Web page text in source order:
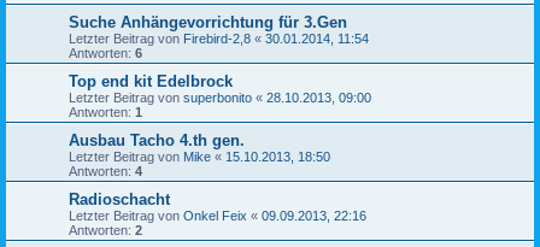
Suche Anhängevorrichtung für 3.Gen
Letzter Beitrag von Firebird-2,8 « 30.01.2014, 11:54
Antworten: 6
Top end kit Edelbrock
Letzter Beitrag von superbonito « 28.10.2013, 09:00
Antworten: 1
Ausbau Tacho 4.th gen.
Letzter Beitrag von Mike « 15.10.2013, 18:50
Antworten: 4
Radioschacht
Letzter Beitrag von Onkel Feix « 09.09.2013, 22:16
Antworten: 2